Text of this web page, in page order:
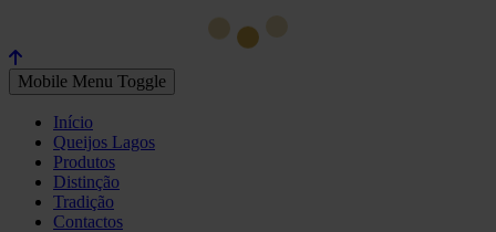
Mobile Menu Toggle
Início
Queijos Lagos
Produtos
Distinção
Tradição
Contactos